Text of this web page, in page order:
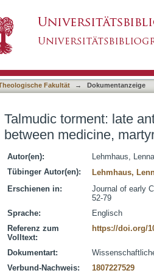
Jewish texts on
Fakultät → Dokumentanzeige
Talmudic torment: late
between medicine,
Autor(en):
Lehmhaus,
Tübinger Autor(en):
Lehmhaus,
Erschienen in:
Journal of early
52-79
Sprache:
Englisch
Referenz zum
Volltext:
https://doi.org/
Dokumentart:
Verbund-Nachweis:
1807227529